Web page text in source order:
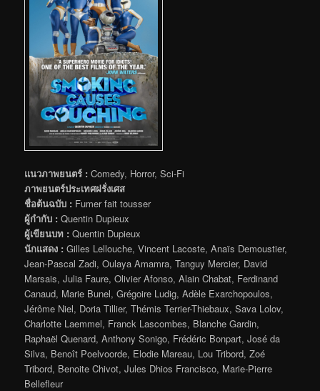
แนวภาพยนตร์ : Comedy, Horror, Sci-Fi
ภาพยนตร์ประเทศฝรั่งเศส
ชื่อต้นฉบับ : Fumer fait tousser
ผู้กำกับ : Quentin Dupieux
ผู้เขียนบท : Quentin Dupieux
นักแสดง : Gilles Lellouche, Vincent Lacoste, Anaïs Demoustier,
Jean-Pascal Zadi, Oulaya Amamra, Tanguy Mercier, David
Marsais, Julia Faure, Olivier Afonso, Alain Chabat, Ferdinand
Canaud, Marie Bunel, Grégoire Ludig, Adèle Exarchopoulos,
Jérôme Niel, Doria Tillier, Thémis Terrier-Thiebaux, Sava Lolov,
Charlotte Laemmel, Franck Lascombes, Blanche Gardin,
Raphaël Quenard, Anthony Sonigo, Frédéric Bonpart, José da
Silva, Benoît Poelvoorde, Elodie Mareau, Lou Tribord, Zoé
Tribord, Benoite Chivot, Jules Dhios Francisco, Marie-Pierre
Bellefleur